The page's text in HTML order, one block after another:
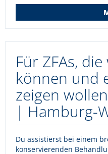
Für ZFAs,
können und
zeigen
| Hamburg-
Du assistierst bei einem
konservierenden